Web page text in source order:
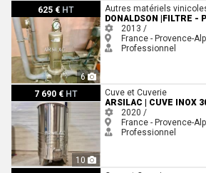
625 € HT
6
DONALDSON |Filtre - PEG 0768Autres matériels
DONALDSON |FILTRE -
2013 /
France - Provence-
Professionnel
7 690 € HT
10
ARSILAC | Cuve inox 304 - 50 HLCuve et Cuverie
ARSILAC | CUVE INOX
2020 /
France - Provence-
Professionnel